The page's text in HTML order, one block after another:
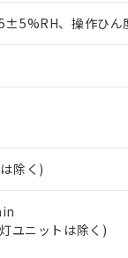
、操作ひ
除く)
ユニットは除く)
ご登録された部品
お客様との取引・
ことができます。
るもので、過去
４物質の対応では
しておりました。
していることから
問い合わせください
る
情報を公開してい